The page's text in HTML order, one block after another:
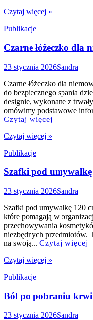
Czytaj więcej »
Publikacje
Czarne łóżeczko dla
23 stycznia 2026Sandra
Czarne łóżeczko dla
do bezpiecznego spania
designie, wykonane z
omówimy podstawowe
Czytaj więcej
Czytaj więcej »
Publikacje
Szafki pod umywalkę
23 stycznia 2026Sandra
Szafki pod umywalkę 120
które pomagają w
przechowywania
niezbędnych przedmiotów.
na swoją... Czytaj więcej
Czytaj więcej »
Publikacje
Ból po pobraniu krwi
23 stycznia 2026Sandra